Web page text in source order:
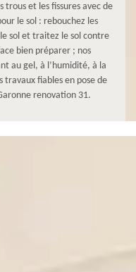
et les fissures avec de
le sol : rebouchez les
sol et traitez le sol contre
bien préparer ; nos
au gel, à l’humidité, à la
travaux fiables en pose de
renovation 31.